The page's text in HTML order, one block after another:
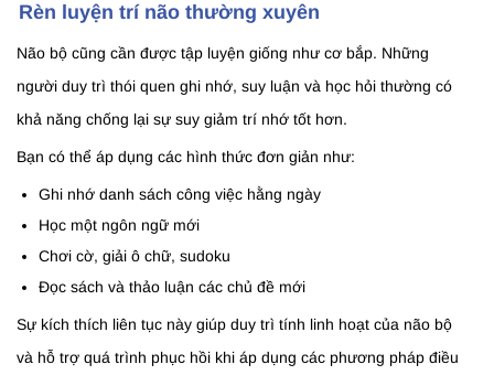
Rèn luyện trí não thường xuyên
Não bộ cũng cần được tập luyện giống như cơ bắp. Những
người duy trì thói quen ghi nhớ, suy luận và học hỏi thường có
khả năng chống lại sự suy giảm trí nhớ tốt hơn.
Bạn có thể áp dụng các hình thức đơn giản như:
Ghi nhớ danh sách công việc hằng ngày
Học một ngôn ngữ mới
Chơi cờ, giải ô chữ, sudoku
Đọc sách và thảo luận các chủ đề mới
Sự kích thích liên tục này giúp duy trì tính linh hoạt của não bộ
và hỗ trợ quá trình phục hồi khi áp dụng các phương pháp điều